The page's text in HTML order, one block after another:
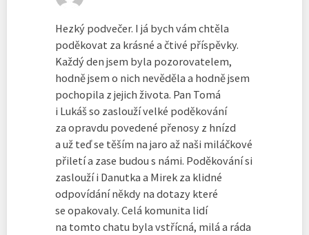
Hezký podvečer. I já bych vám chtěla
poděkovat za krásné a čtivé příspěvky.
Každý den jsem byla pozorovatelem,
hodně jsem o nich nevěděla a hodně jsem
pochopila z jejich života. Pan Tomá
i Lukáš so zaslouží velké poděkování
za opravdu povedené přenosy z hnízd
a už teď se těším na jaro až naši miláčkové
přiletí a zase budou s námi. Poděkování si
zaslouží i Danutka a Mirek za klidné
odpovídání někdy na dotazy které
se opakovaly. Celá komunita lidí
na tomto chatu byla vstřícná, milá a ráda